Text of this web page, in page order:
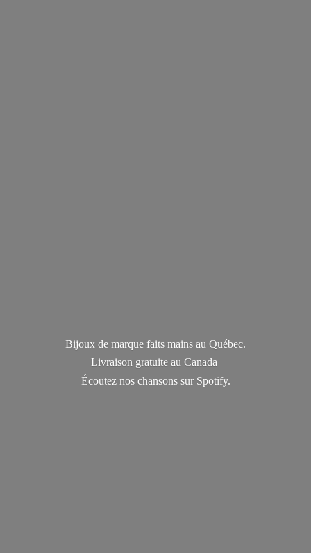
Bijoux de marque faits mains au Québec.
Livraison gratuite au Canada
Écoutez nos chansons sur Spotify.